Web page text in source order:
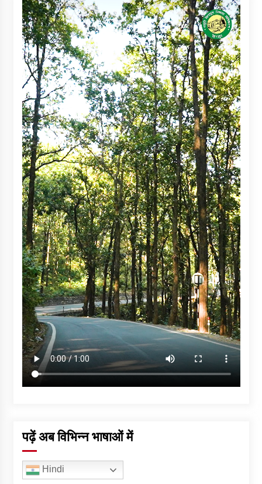
पढ़ें अब विभिन्न भाषाओं में
Hindi